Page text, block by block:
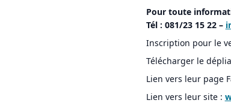
Pour toute
Tél : 081/23 15 22 –
Inscription pour le
Télécharger le
Lien vers leur page
Lien vers leur site :